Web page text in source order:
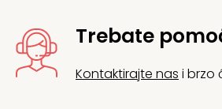
Trebate
Kontaktirajte nas i brzo